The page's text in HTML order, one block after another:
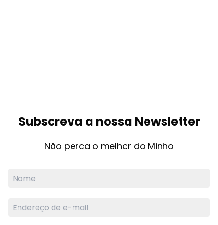
Subscreva a nossa Newsletter
Não perca o melhor do Minho